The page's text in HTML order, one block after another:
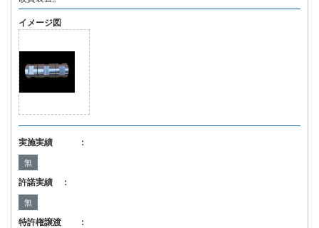
イメージ図
実施実績 ：
無
許諾実績 ：
無
特許権譲渡 ：